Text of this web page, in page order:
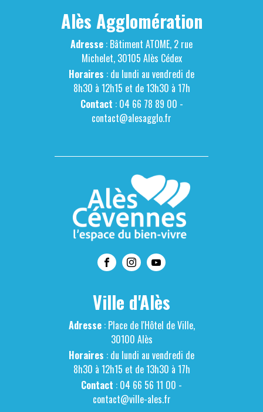
Alès Agglomération
Adresse : Bâtiment ATOME, 2 rue
Michelet, 30105 Alès Cédex
Horaires : du lundi au vendredi de
8h30 à 12h15 et de 13h30 à 17h
Contact : 04 66 78 89 00 -
contact@alesagglo.fr
Ville d'Alès
Adresse: Place de l'Hôtel de Ville,
30100 Alès
Horaires : du lundi au vendredi de
8h30 à 12h15 et de 13h30 à 17h
Contact : 04 66 56 11 00 -
contact@ville-ales.fr